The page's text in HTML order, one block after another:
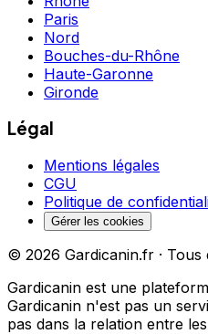
Paris
Nord
Bouches-du-Rhône
Haute-Garonne
Gironde
Légal
Mentions légales
CGU
Politique de
Gérer les cookies
© 2026 Gardicanin.fr ·
Gardicanin est une
Gardicanin n'est pas un
pas dans la relation entre